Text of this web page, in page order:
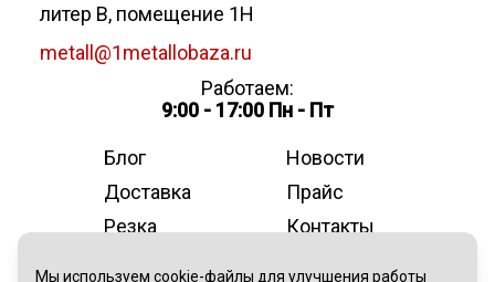
литер В, помещение 1Н
metall@1metallobaza.ru
Работаем:
9:00 - 17:00 Пн - Пт
Блог
Новости
Доставка
Прайс
Резка
Контакты
Мы используем cookie-файлы для улучшения работы